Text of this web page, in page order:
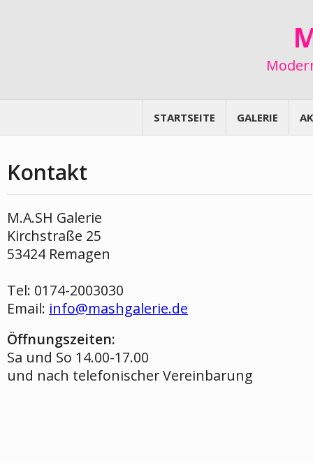
STARTSEITE GALERIE
Kontakt
M.A.SH Galerie
Kirchstraße 25
53424 Remagen
Tel: 0174-2003030
Email: info@mashgalerie.de
Öffnungszeiten:
Sa und So 14.00-17.00
und nach telefonischer Vereinbarung